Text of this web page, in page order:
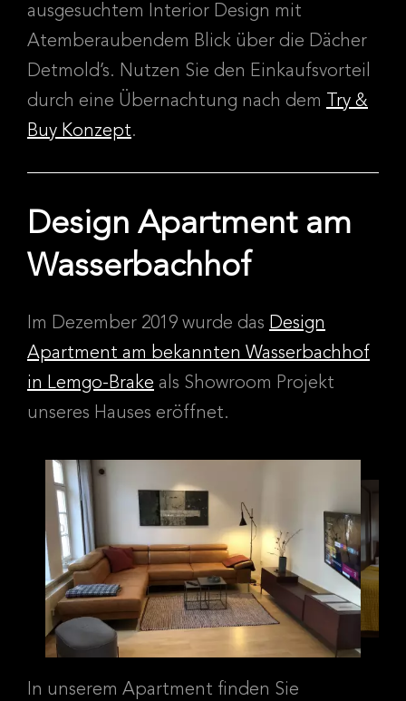
ausgesuchtem Interior Design mit
Atemberaubendem Blick über die Dächer
Detmold’s. Nutzen Sie den Einkaufsvorteil
durch eine Übernachtung nach dem
Try &
Buy Konzept.
Design Apartment am
Wasserbachhof
Im Dezember 2019 wurde das Design
Apartment am bekannten Wasserbachhof
in Lemgo-Brake als Showroom Projekt
unseres Hauses eröffnet.
In unserem Apartment finden Sie